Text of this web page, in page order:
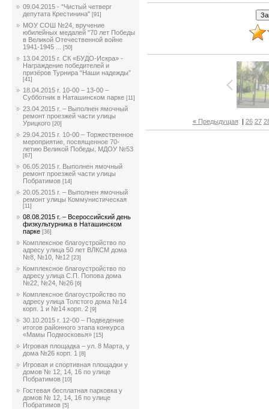
09.04.2015 - "Чистый четверг
депутата Крестинина" [91]
МОУ СОШ №24, вручение
юбилейных медалей "70 лет Победы
в Великой Отечественной войне
1941-1945 ...
[50]
13.04.2015 г. СК «БУДО-Искра» -
Награждение победителей и
призёров Турнира “Наши надежды”
[41]
18.04.2015 г. 10-00 – 13-00 –
Субботник в Наташинском парке [11]
23.04.2015 г. – Выполнен ямочный
ремонт проезжей части улицы
Урицкого [20]
29.04.2015 г. 10-00 – Торжественное
мероприятие, посвященное 70-
летию Великой Победы. МДОУ №53
[67]
06.05.2015 г. Выполнен ямочный
ремонт проезжей части улицы
Побратимов [14]
20.05.2015 г. – Выполнен ямочный
ремонт улицы Коммунистическая
[11]
08.08.2015 г. – Всероссийский день
физкультурника в Наташинском
парке [36]
Комплексное благоустройство по
адресу улица 50 лет ВЛКСМ дома
№8, №10, №12 [23]
Комплексное благоустройство по
адресу улица С.П. Попова дома
№22, №24, №26 [6]
Комплексное благоустройство по
адресу улица Толстого дома №14
корп. 1 и №14 корп. 2 [9]
30.10.2015 г. 12-00 – Подведение
итогов районного этапа конкурса
«Мамы Подмосковья» [15]
Игровая площадка – ул. 8 Марта, у
дома №26 корп. 1 [8]
Игровая и спортивная площадки у
домов № 12, 14, 16 по улице
Побратимов [10]
Гостевая бесплатная парковка у
домов № 12, 14, 16 по улице
Побратимов [5]
« Предыдущая | 26 27